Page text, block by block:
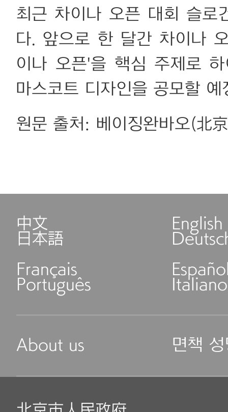
최근 차이나 오픈 대회 슬로
다. 앞으로 한 달간 차이나
이나 오픈'을 핵심 주제로
마스코트 디자인을 공모할 예
원문 출처: 베이징완바오(北
中文 English
日本語
Français
Português Italiano
About us 면책